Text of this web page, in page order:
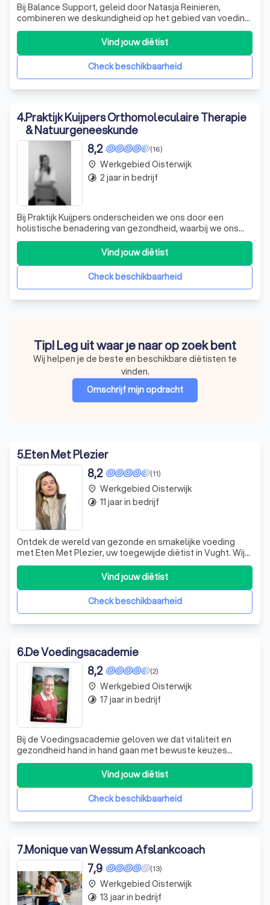
Bij Balance Support, geleid door Natasja Reinieren,
combineren we deskundigheid op het gebied van voeding,
beweging en massage tot een holistische benadering van
gezondheid en welzijn. Als gecertificeerd Mind-Walk
trainer, NGS Sportmasseur en BGN Gewichtsconsulent,
bied ik een breed scala aan dienst
Check beschikbaarheid
Vind jouw diëtist
4.Praktijk Kuijpers Orthomoleculaire Therapie
& Natuurgeneeskunde
(16)
8,2
Bij Praktijk Kuijpers onderscheiden we ons door een
holistische benadering van gezondheid, waarbij we ons
richten op orthomoleculaire therapie en
natuurgeneeskunde. Mijn naam is Pamela Kuijpers, en als
ervaringsdeskundige en gediplomeerd therapeut bied ik
persoonlijke begeleiding en op maat gemaakte
Check beschikbaarheid
Vind jouw diëtist
place Werkgebied Oisterwijk
timelapse 2 jaar in bedrijf
Tip! Leg uit waar je naar op zoek bent
Wij helpen je de beste en beschikbare diëtisten te
vinden.
Omschrijf mijn opdracht
5.Eten Met Plezier
(11)
8,2
Ontdek de wereld van gezonde en smakelijke voeding
met Eten Met Plezier, uw toegewijde diëtist in Vught. Wij
specialiseren ons in voedingsadvies voor alle leeftijden,
van bruisende peuters tot actieve senioren, en bieden
zowel persoonlijke consultaties als online begeleiding
aan. Onze missie is om vCheck beschikbaarheid
Vind jouw diëtist
place Werkgebied Oisterwijk
timelapse 11 jaar in bedrijf
6.De Voedingsacademie
(2)
8,2
Bij de Voedingsacademie geloven we dat vitaliteit en
gezondheid hand in hand gaan met bewuste keuzes
rondom voeding en levensstijl. Sinds onze oprichting in
2007 door Brenda, hebben we ons ontwikkeld van een
diëtistenpraktijk naar een inspiratiebron voor iedereen die
streeft naar een gezonder leven.
Check beschikbaarheid
Vind jouw diëtist
place Werkgebied Oisterwijk
timelapse 17 jaar in bedrijf
7.Monique van Wessum Afslankcoach
(13)
7,9
place Werkgebied Oisterwijk
timelapse 13 jaar in bedrijf